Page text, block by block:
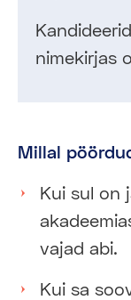
nimekirjas
Millal
Kui sul on
vajad abi.
Kui sa